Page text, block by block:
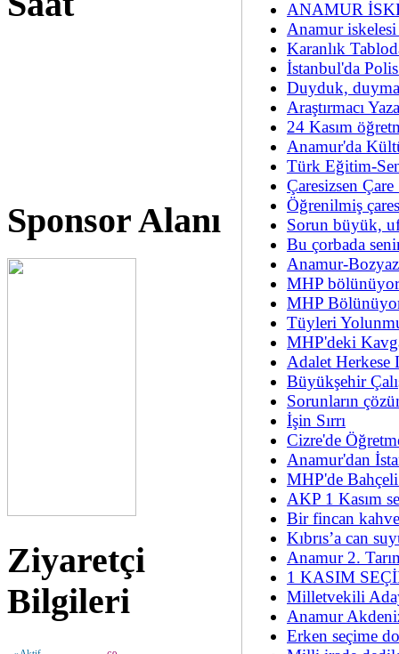
Sponsor Alanı
Ziyaretçi
Bilgileri
ANAMUR
Anamur
Karanlık
İstanbul'da
Duyduk,
Araştırmacı
24 Kasım
Anamur'da
Türk Eğitim-
Çaresizsen
Öğrenilmiş
Sorun büyük,
Bu çorbada
Anamur-
MHP
MHP
Tüyleri
MHP'deki
Adalet Herkese
Büyükşehir
Sorunların
İşin Sırrı
Cizre'de
Anamur'dan
MHP'de
AKP 1 Kasım
Bir fincan
Kıbrıs’a can
Anamur 2.
1 KASIM
Milletvekili
Anamur
Erken seçime